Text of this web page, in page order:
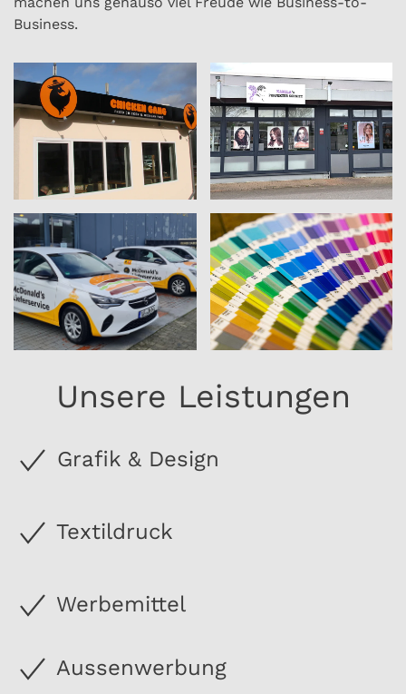
Business.
Unsere Leistungen
Grafik & Design
Textildruck
Werbemittel
Aussenwerbung